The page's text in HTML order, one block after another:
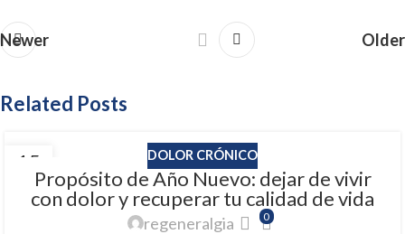
Newer Older
Related Posts
15
ENE
DOLOR CRÓNICO
Propósito de Año Nuevo: dejar de vivir
con dolor y recuperar tu calidad de vida
regeneralgia 0